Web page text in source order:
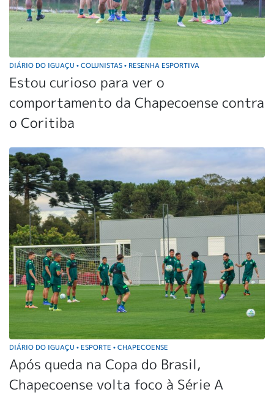
DIÁRIO DO IGUAÇU • COLUNISTAS • RESENHA ESPORTIVA
Estou curioso para ver o
comportamento da Chapecoense contra
o Coritiba
DIÁRIO DO IGUAÇU • ESPORTE • CHAPECOENSE
Após queda na Copa do Brasil,
Chapecoense volta foco à Série A